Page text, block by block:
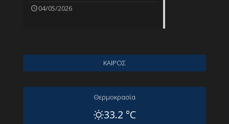
04/05/2026
ΚΑΙΡΟΣ
Θερμοκρασία
33.2 °C